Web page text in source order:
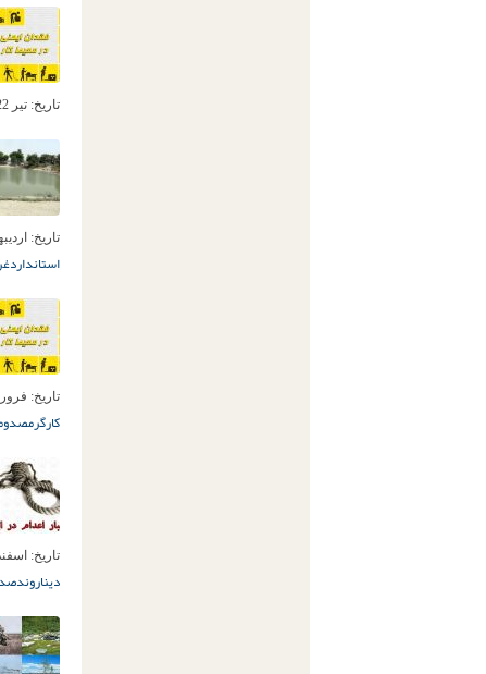
تاریخ: تیر 22ام, 1401
تاریخ:
استاندارد
تاریخ: فروردین
کارگر
تاریخ: اسفند 27ام,
دیناروند